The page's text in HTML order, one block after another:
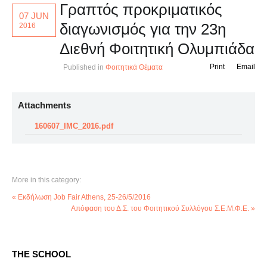
07 JUN
2016
Γραπτός προκριματικός
διαγωνισμός για την 23η
Διεθνή Φοιτητική Ολυμπιάδα
Published in Φοιτητικά Θέματα Email
Print
Attachments
160607_IMC_2016.pdf
More in this category:
« Εκδήλωση Job Fair Athens, 25-26/5/2016
Απόφαση του Δ.Σ. του Φοιτητικού Συλλόγου Σ.Ε.Μ.Φ.Ε. »
THE SCHOOL